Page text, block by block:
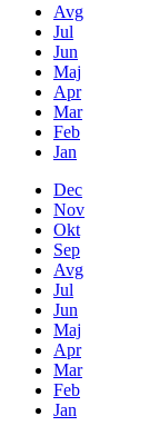
Avg
Jul
Jun
Maj
Apr
Mar
Feb
Jan
Dec
Nov
Okt
Sep
Avg
Jul
Jun
Maj
Apr
Mar
Feb
Jan